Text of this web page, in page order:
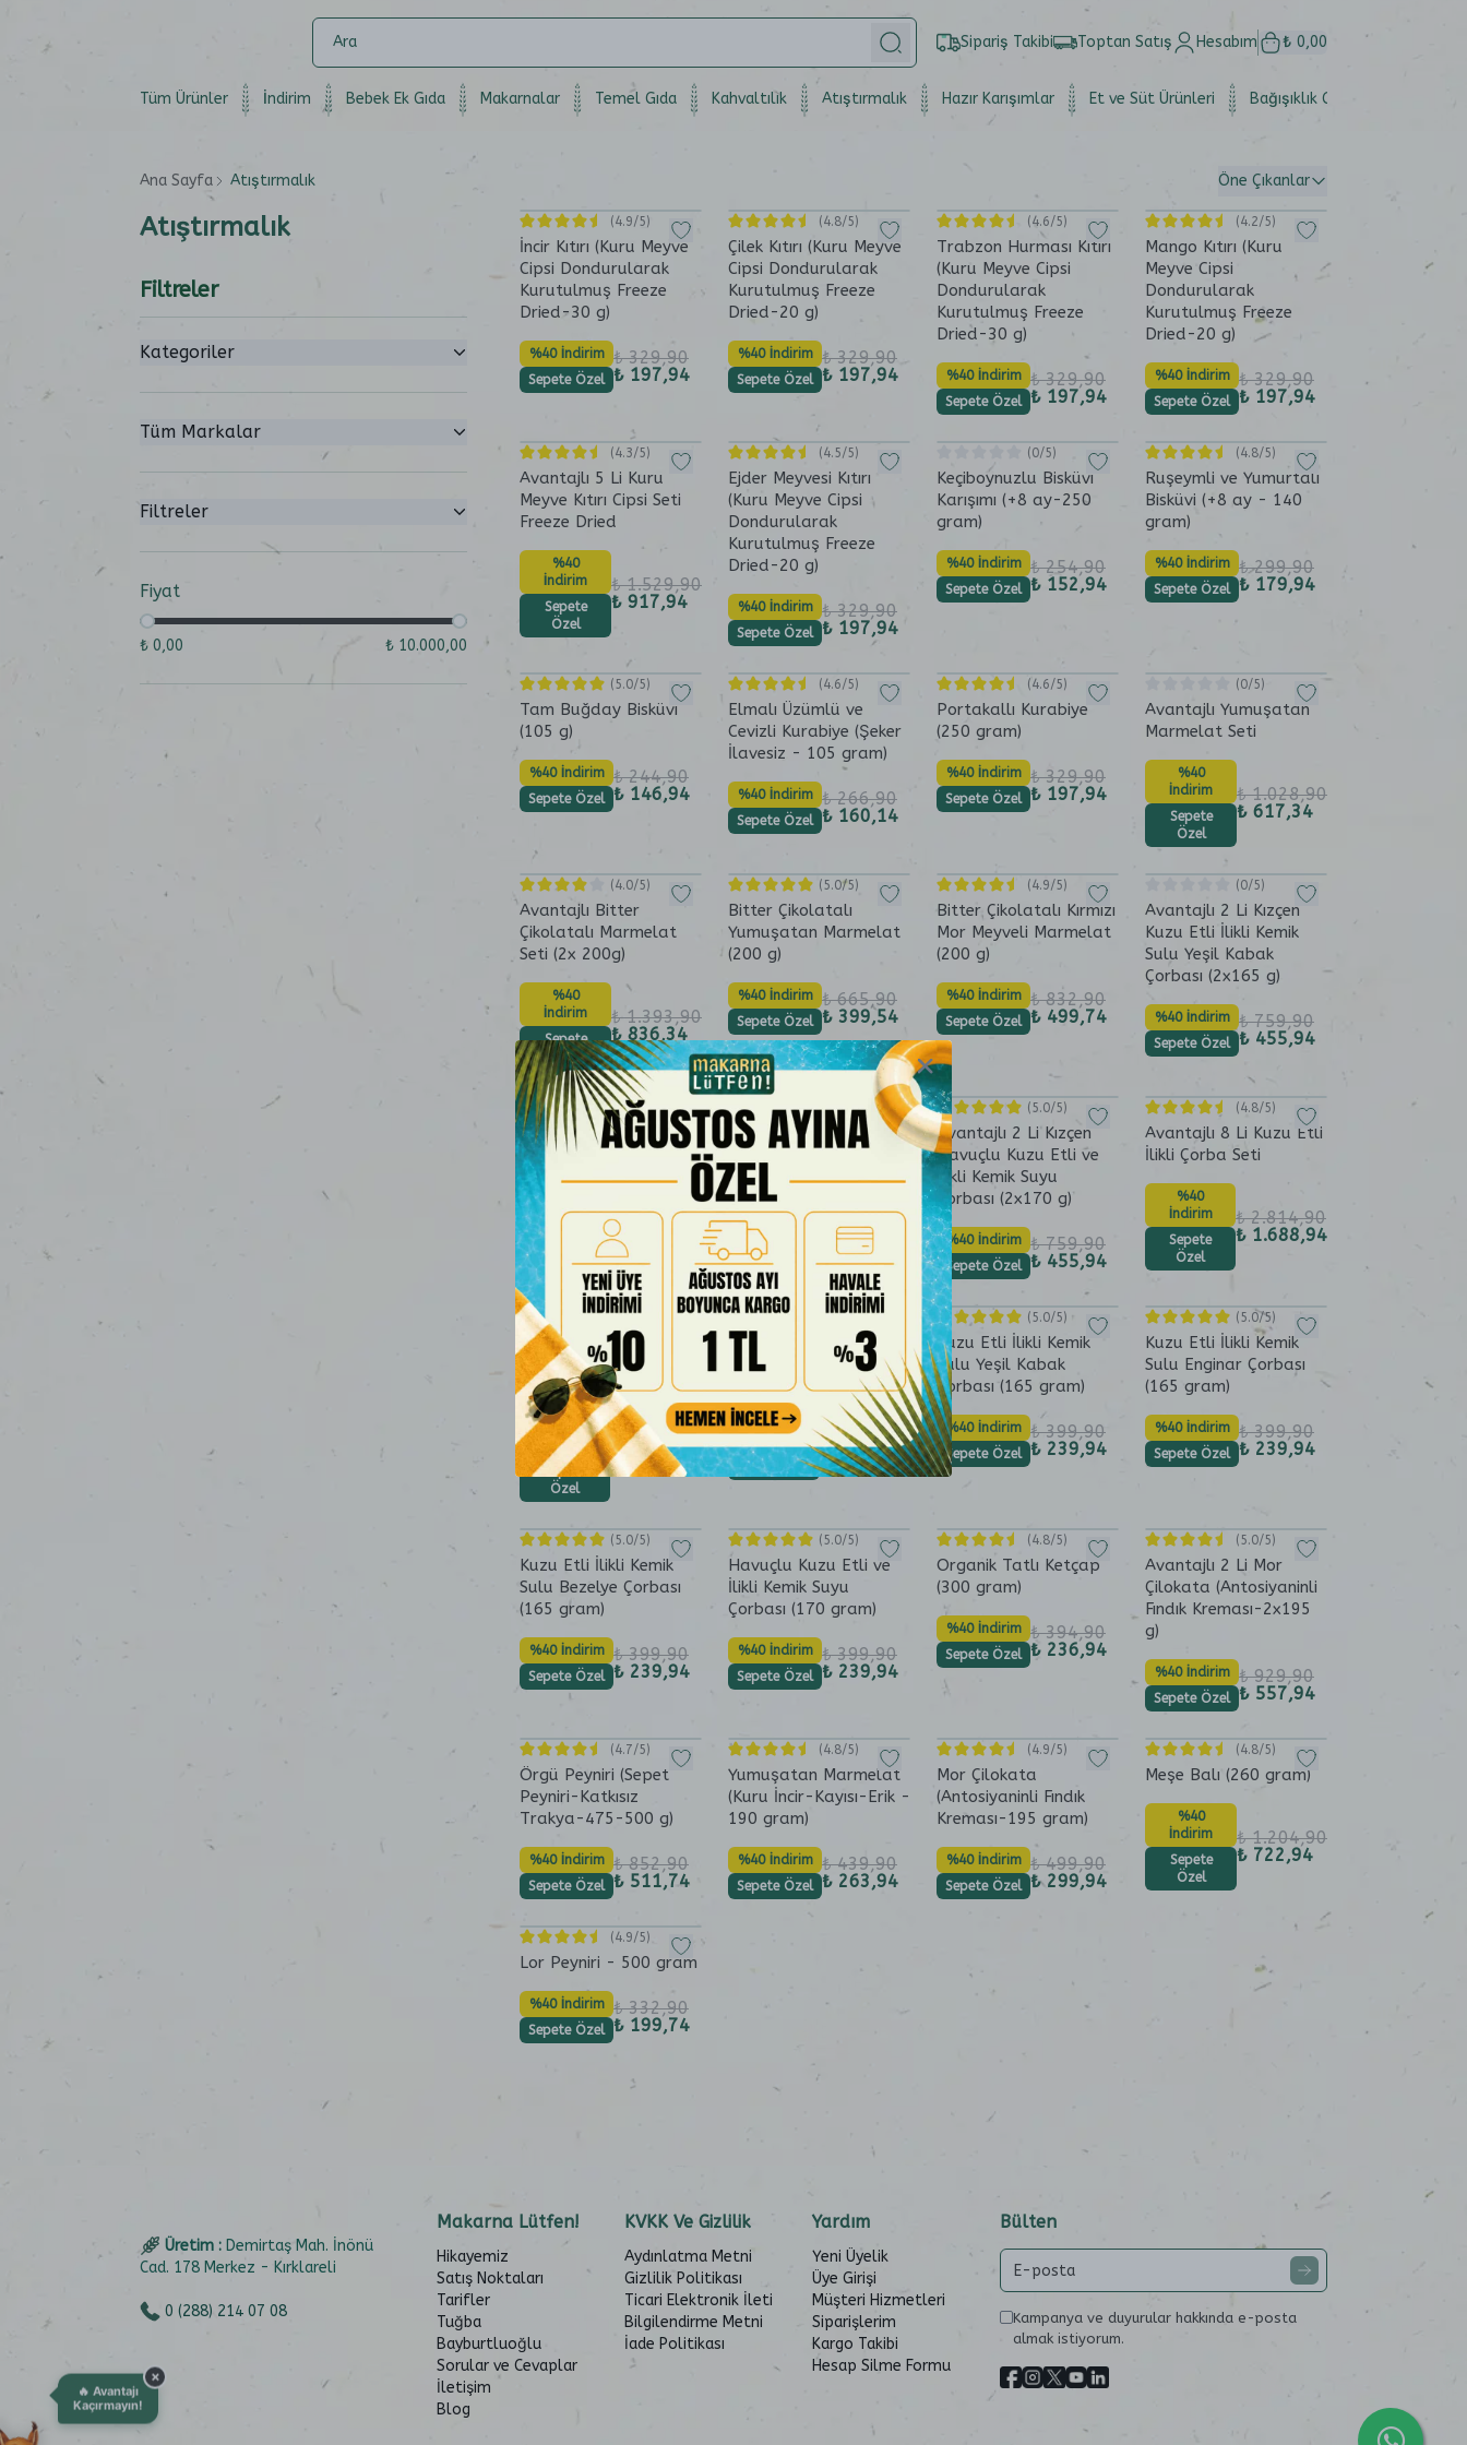
Sipariş Takibi Toptan Satış Hesabım ₺ 0,00
Tüm Ürünler İndirim Bebek Ek Gıda Makarnalar Temel Gıda Kahvaltılık Atıştırmalık Hazır Karışımlar Et ve Süt Ürünleri Bağışıklık Güçlendirici
Ana Sayfa Atıştırmalık Öne Çıkanlar
Atıştırmalık
Filtreler
Kategoriler
Tüm Markalar
Filtreler
Fiyat
₺ 0,00 ₺ 10.000,00
(4.9/5)
İncir Kıtırı (Kuru Meyve
Cipsi Dondurularak
Kurutulmuş Freeze
Dried-30 g)
%40 İndirim
Sepete Özel
₺ 329,90
₺ 197,94
(4.8/5)
Çilek Kıtırı (Kuru Meyve
Cipsi Dondurularak
Kurutulmuş Freeze
Dried-20 g)
%40 İndirim
Sepete Özel
₺ 329,90
₺ 197,94
(4.6/5)
Trabzon Hurması Kıtırı
(Kuru Meyve Cipsi
Dondurularak
Kurutulmuş Freeze
Dried-30 g)
%40 İndirim
Sepete Özel
₺ 329,90
₺ 197,94
(4.2/5)
Mango Kıtırı (Kuru
Meyve Cipsi
Dondurularak
Kurutulmuş Freeze
Dried-20 g)
%40 İndirim
Sepete Özel
₺ 329,90
₺ 197,94
(4.3/5)
Avantajlı 5 Li Kuru
Meyve Kıtırı Cipsi Seti
Freeze Dried
%40
İndirim
Sepete
Özel
₺ 1.529,90
₺ 917,94
(4.5/5)
Ejder Meyvesi Kıtırı
(Kuru Meyve Cipsi
Dondurularak
Kurutulmuş Freeze
Dried-20 g)
%40 İndirim
Sepete Özel
₺ 329,90
₺ 197,94
(0/5)
Keçiboynuzlu Bisküvi
Karışımı (+8 ay-250
gram)
%40 İndirim
Sepete Özel
₺ 254,90
₺ 152,94
(4.8/5)
Ruşeymli ve Yumurtalı
Bisküvi (+8 ay - 140
gram)
%40 İndirim
Sepete Özel
₺ 299,90
₺ 179,94
(5.0/5)
Tam Buğday Bisküvi
(105 g)
%40 İndirim
Sepete Özel
₺ 244,90
₺ 146,94
(4.6/5)
Elmalı Üzümlü ve
Cevizli Kurabiye (Şeker
İlavesiz - 105 gram)
%40 İndirim
Sepete Özel
₺ 266,90
₺ 160,14
(4.6/5)
Portakallı Kurabiye
(250 gram)
%40 İndirim
Sepete Özel
₺ 329,90
₺ 197,94
(0/5)
Avantajlı Yumuşatan
Marmelat Seti
%40
İndirim
Sepete
Özel
₺ 1.028,90
₺ 617,34
(4.0/5)
Avantajlı Bitter
Çikolatalı Marmelat
Seti (2x 200g)
%40
İndirim
Sepete
Özel
₺ 1.393,90
₺ 836,34
(5.0/5)
Bitter Çikolatalı
Yumuşatan Marmelat
(200 g)
%40 İndirim
Sepete Özel
₺ 665,90
₺ 399,54
(4.9/5)
Bitter Çikolatalı Kırmızı
Mor Meyveli Marmelat
(200 g)
%40 İndirim
Sepete Özel
₺ 832,90
₺ 499,74
(0/5)
Avantajlı 2 Li Kızçen
Kuzu Etli İlikli Kemik
Sulu Yeşil Kabak
Çorbası (2x165 g)
%40 İndirim
Sepete Özel
₺ 759,90
₺ 455,94
(0/5)
Avantajlı 2 Li Kızçen
Kuzu Etli İlikli Kemik
Sulu Enginar Çorbası
(2x165 g)
%40 İndirim
Sepete Özel
₺ 759,90
₺ 455,94
(0/5)
Avantajlı 2 Li Kızçen
Kuzu Etli İlikli Kemik
Sulu Bezelye Çorbası
(2x165 g)
%40 İndirim
Sepete Özel
₺ 759,90
₺ 455,94
(5.0/5)
Avantajlı 2 Li Kızçen
Havuçlu Kuzu Etli ve
İlikli Kemik Suyu
Çorbası (2x170 g)
%40 İndirim
Sepete Özel
₺ 759,90
₺ 455,94
(4.8/5)
Avantajlı 8 Li Kuzu Etli
İlikli Çorba Seti
%40
İndirim
Sepete
Özel
₺ 2.814,90
₺ 1.688,94
(5.0/5)
Avantajlı Trakya
Karaçalı Çiçek Meşe
Balı Seti
%40
İndirim
Sepete
Özel
₺ 2.267,90
₺ 1.360,74
4.5/5)
Avantajlı 4 Lü Kuzu
Etli İlikli Çorba Seti
%40
İndirim
Sepete
Özel
₺ 1.486,90
₺ 892,14
(5.0/5)
Kuzu Etli İlikli Kemik
Sulu Yeşil Kabak
Çorbası (165 gram)
%40 İndirim
Sepete Özel
₺ 399,90
₺ 239,94
(5.0/5)
Kuzu Etli İlikli Kemik
Sulu Enginar Çorbası
(165 gram)
%40 İndirim
Sepete Özel
₺ 399,90
₺ 239,94
(5.0/5)
Kuzu Etli İlikli Kemik
Sulu Bezelye Çorbası
(165 gram)
%40 İndirim
Sepete Özel
₺ 399,90
₺ 239,94
(5.0/5)
Havuçlu Kuzu Etli ve
İlikli Kemik Suyu
Çorbası (170 gram)
%40 İndirim
Sepete Özel
₺ 399,90
₺ 239,94
(4.8/5)
Organik Tatlı Ketçap
(300 gram)
%40 İndirim
Sepete Özel
₺ 394,90
₺ 236,94
(5.0/5)
Avantajlı 2 Li Mor
Çilokata (Antosiyaninli
Fındık Kreması-2x195
g)
%40 İndirim
Sepete Özel
₺ 929,90
₺ 557,94
(4.7/5)
Örgü Peyniri (Sepet
Peyniri-Katkısız
Trakya-475-500 g)
%40 İndirim
Sepete Özel
₺ 852,90
₺ 511,74
(4.8/5)
Yumuşatan Marmelat
(Kuru İncir-Kayısı-Erik -
190 gram)
%40 İndirim
Sepete Özel
₺ 439,90
₺ 263,94
(4.9/5)
Mor Çilokata
(Antosiyaninli Fındık
Kreması-195 gram)
%40 İndirim
Sepete Özel
₺ 499,90
₺ 299,94
(4.8/5)
Meşe Balı (260 gram)
%40
İndirim
Sepete
Özel
₺ 1.204,90
₺ 722,94
(4.9/5)
Lor Peyniri - 500 gram
%40 İndirim
Sepete Özel
₺ 332,90
₺ 199,74
×
🔥 Avantajı
Kaçırmayın!
Üretim : Demirtaş Mah. İnönü
Cad. 178 Merkez - Kırklareli
0 (288) 214 07 08
Makarna Lütfen!
Hikayemiz
Satış Noktaları
Tarifler
Tuğba
Bayburtluoğlu
Sorular ve Cevaplar
İletişim
Blog
KVKK Ve Gizlilik
Aydınlatma Metni
Gizlilik Politikası
Ticari Elektronik İleti
Bilgilendirme Metni
İade Politikası
Yardım
Yeni Üyelik
Üye Girişi
Müşteri Hizmetleri
Siparişlerim
Kargo Takibi
Hesap Silme Formu
Bülten
Kampanya ve duyurular hakkında e-posta
almak istiyorum.